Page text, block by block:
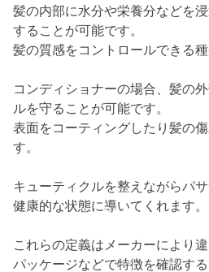
髪の内部に水分や栄養分などを
することが可能です。
髪の質感をコントロールできる種
コンディショナーの場合、髪の
ルを守ることが可能です。
表面をコーティングしたり髪の
す。
キューティクルを整えながらパ
健康的な状態に導いてくれます。
これらの定義はメーカーにより
パッケージなどで特徴を確認する